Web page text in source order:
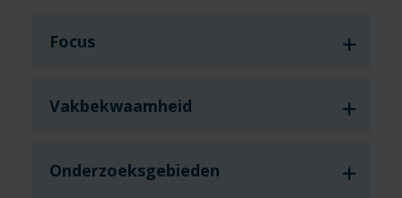
Focus
Vakbekwaamheid
Onderzoeksgebieden